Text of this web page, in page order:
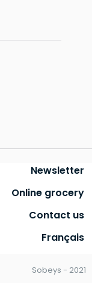
Newsletter
Online grocery
Contact us
Français
Sobeys - 2021